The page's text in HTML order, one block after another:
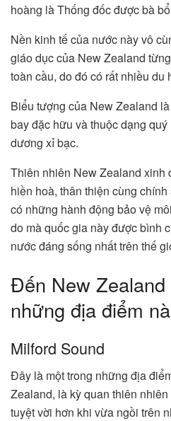
hoàng là Thống đốc được bà
Nền kinh tế của nước này vô
giáo dục của New Zealand
toàn cầu, do đó có rất nhiều du
Biểu tượng của New Zealand
bay đặc hữu và thuộc dạng
dương xỉ bạc.
Thiên nhiên New Zealand xinh
hiền hoà, thân thiện cùng
có những hành động bảo vệ
do mà quốc gia này được bình
nước đáng sống nhất trên thế
Đến New
những địa điểm
Milford Sound
Đây là một trong những địa
Zealand, là kỳ quan thiên
tuyệt vời hơn khi vừa ngồi trên